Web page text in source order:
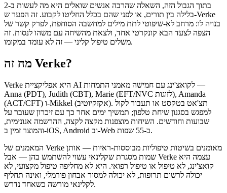
בתוך הגבול הזה, השאלה שהרבה אנשים שואלים היא מה לעשות ב-2
בלילה בין תורים, או לפני שהם בכלל החליטו לקבוע. זה הפער ש-Verke
בנויה לו: מרחב לא-שיפוטי לתת מילים למחשבה הסוחפת, לפרק קשר של
הצפה לצעד הבא קונקרטי אחד, ולצאת מהשיחה עם משהו לנסות. זה
משלים טיפול קליני — זה לא עומד במקומו.
מה זה Verke?
Verke היא אפליקציית AI לקואצ'ינג עם חמישה מאמני התמחות —
Anna (PDT), Judith (CBT), Marie (EFT/NVC לזוגות), Amanda
(ACT/CFT) ו‑Mikkel (אקזקיוטיב). תצ'אט בטקסט או תעבור לקול
למפגש בסגנון שיחת טלפון; תמשיך ימים אחר כך עם זיכרון שעובר על
שבועות וחודשים. השיחות מוצפנות מקצה לקצה, ההרשמה אנונימית,
והמוצר זמין ב‑iOS, Android וב‑Web ב‑55 שפות.
המאמנים של Verke מאומנים בשיטות טיפוליות מבוססות-ראיות — אותן
שמות מסגרת שקלינאי עשוי להשתמש בהן — אבל Verke עצמה היא
קואצ'ינג, לא טיפול או טיפול רפואי. היא לא מחליפה טיפול מקצועי, לא
יכולה לרשום תרופות, לא יכולה למסור אבחון פורמלי, ואינה תחליף
לקלינאי מורשה כשאחד נדרש.